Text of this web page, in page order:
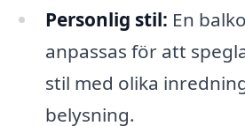
Personlig stil: En
anpassas för att
stil med olika
belysning.